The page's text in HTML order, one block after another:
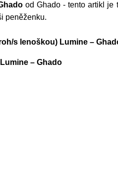
od Ghado- tento artikl je
peněženku.
s lenoškou) Lumine –
– Ghado